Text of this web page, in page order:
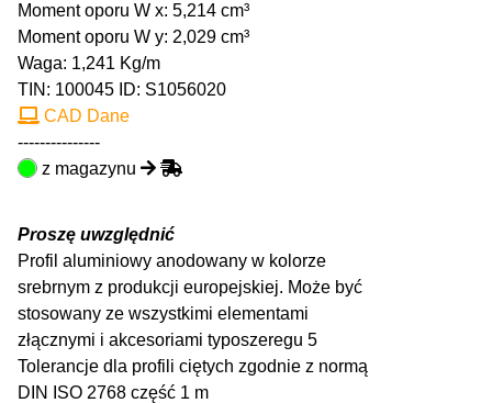
Moment oporu W x: 5,214 cm³
Moment oporu W y: 2,029 cm³
Waga: 1,241 Kg/m
TIN: 100045 ID: S1056020
CAD Dane
---------------
z magazynu
Proszę uwzględnić
Profil aluminiowy anodowany w kolorze
srebrnym z produkcji europejskiej. Może być
stosowany ze wszystkimi elementami
złącznymi i akcesoriami typoszeregu 5
Tolerancje dla profili ciętych zgodnie z normą
DIN ISO 2768 część 1 m